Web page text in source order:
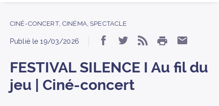
CINÉ-CONCERT, CINÉMA,SPECTACLE
Publié le19/03/2026 Partager « FESTIVAL
Partager «
S’abonner
IMPRIMER
FESTIVAL SILENCE I Au fil du
jeu | Ciné-concert